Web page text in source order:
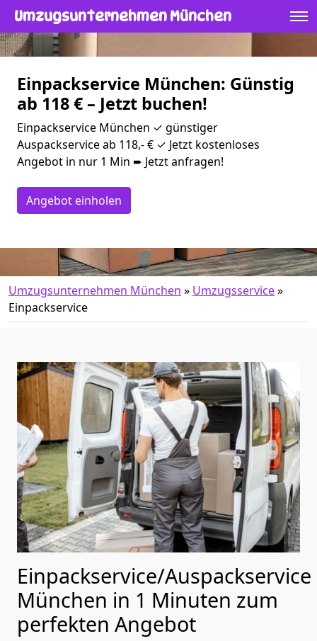
Umzugsunternehmen München
Einpackservice München: Günstig
ab 118 € – Jetzt buchen!
Einpackservice München ✓ günstiger
Auspackservice ab 118,- € ✓ Jetzt kostenloses
Angebot in nur 1 Min ➨ Jetzt anfragen!
Angebot einholen
Umzugsunternehmen München » Umzugsservice»
Einpackservice
Einpackservice/Auspackservice
München in 1 Minuten zum
perfekten Angebot